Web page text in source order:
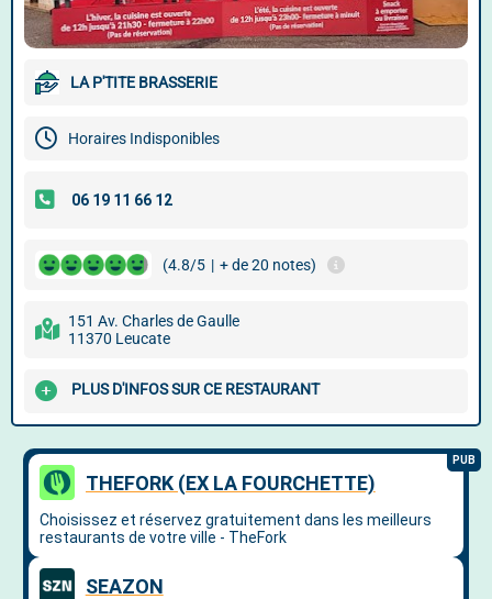
LA P'TITE BRASSERIE
Horaires Indisponibles
(4.8/5 | + de 20 notes)
151 Av. Charles de Gaulle
11370 Leucate
PLUS D'INFOS SUR CE RESTAURANT